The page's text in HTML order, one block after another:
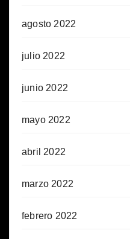
agosto 2022
julio 2022
junio 2022
mayo 2022
abril 2022
marzo 2022
febrero 2022